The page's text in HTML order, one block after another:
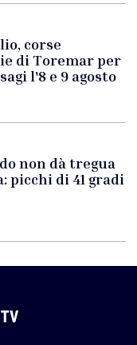
corse
di Toremar per
l'8 e 9 agosto
non dà tregua
picchi di 41 gradi